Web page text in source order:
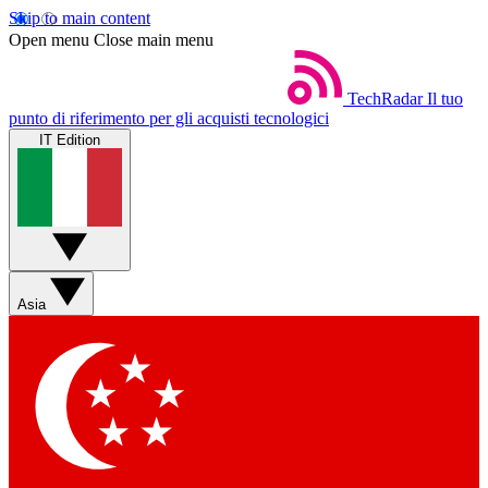
Skip to main content
Open menu Close main menu
TechRadar Il tuo
punto di riferimento per gli acquisti tecnologici
IT Edition
Asia